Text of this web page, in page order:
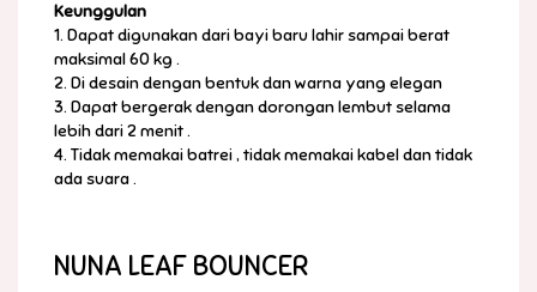
Keunggulan
1. Dapat digunakan dari bayi baru lahir sampai berat
maksimal 60 kg .
2. Di desain dengan bentuk dan warna yang elegan
3. Dapat bergerak dengan dorongan lembut selama
lebih dari 2 menit .
4. Tidak memakai batrei , tidak memakai kabel dan tidak
ada suara .
NUNA LEAF BOUNCER